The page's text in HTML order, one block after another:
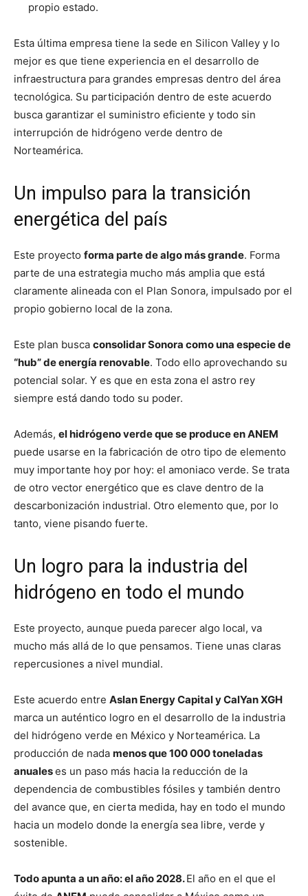
propio estado.
Esta última empresa tiene la sede en Silicon Valley y lo
mejor es que tiene experiencia en el desarrollo de
infraestructura para grandes empresas dentro del área
tecnológica. Su participación dentro de este acuerdo
busca garantizar el suministro eficiente y todo sin
interrupción de hidrógeno verde dentro de
Norteamérica.
Un impulso para la transición
energética del país
Este proyecto forma parte de algo más grande. Forma
parte de una estrategia mucho más amplia que está
claramente alineada con el Plan Sonora, impulsado por el
propio gobierno local de la zona.
Este plan busca consolidar Sonora como una especie de
“hub” de energía renovable. Todo ello aprovechando su
potencial solar. Y es que en esta zona el astro rey
siempre está dando todo su poder.
Además, el hidrógeno verde que se produce en ANEM
puede usarse en la fabricación de otro tipo de elemento
muy importante hoy por hoy: el amoniaco verde. Se trata
de otro vector energético que es clave dentro de la
descarbonización industrial. Otro elemento que, por lo
tanto, viene pisando fuerte.
Un logro para la industria del
hidrógeno en todo el mundo
Este proyecto, aunque pueda parecer algo local, va
mucho más allá de lo que pensamos. Tiene unas claras
repercusiones a nivel mundial.
Este acuerdo entre Aslan Energy Capital y CalYan XGH
marca un auténtico logro en el desarrollo de la industria
del hidrógeno verde en México y Norteamérica. La
producción de nada menos que 100 000 toneladas
anualeses un paso más hacia la reducción de la
dependencia de combustibles fósiles y también dentro
del avance que, en cierta medida, hay en todo el mundo
hacia un modelo donde la energía sea libre, verde y
sostenible.
Todo apunta a un año: el año 2028.El año en el que el